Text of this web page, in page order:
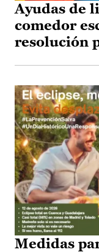
Ayudas de
comedor
resolución
Medidas